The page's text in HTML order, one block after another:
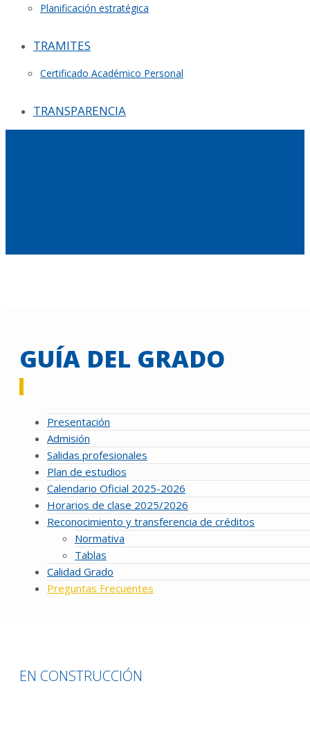
Planificación estratégica
TRAMITES
Certificado Académico Personal
TRANSPARENCIA
GUÍA DEL GRADO
Presentación
Admisión
Salidas profesionales
Plan de estudios
Calendario Oficial 2025-2026
Horarios de clase 2025/2026
Reconocimiento y transferencia de créditos
Normativa
Tablas
Calidad Grado
Preguntas Frecuentes
EN CONSTRUCCIÓN